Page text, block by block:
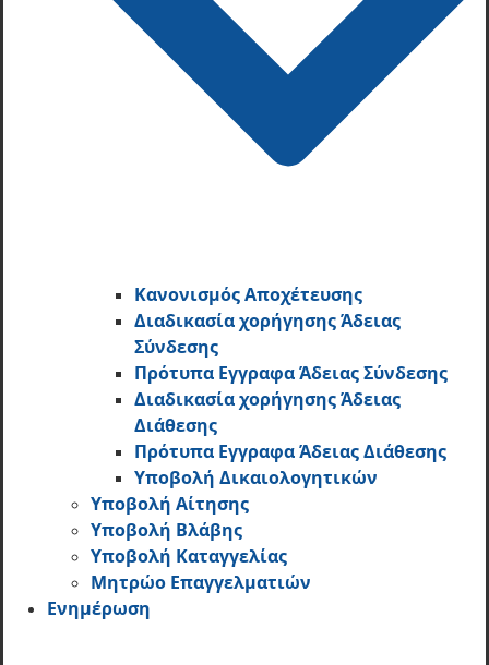
Κανονισμός Αποχέτευσης
Διαδικασία χορήγησης Άδειας
Σύνδεσης
Πρότυπα Εγγραφα Άδειας Σύνδεσης
Διαδικασία χορήγησης Άδειας
Διάθεσης
Πρότυπα Εγγραφα Άδειας Διάθεσης
Υποβολή Δικαιολογητικών
Υποβολή Αίτησης
Υποβολή Βλάβης
Υποβολή Καταγγελίας
Μητρώο Επαγγελματιών
Ενημέρωση